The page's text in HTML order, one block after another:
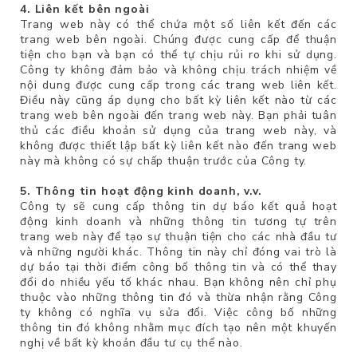
4. Liên kết bên ngoài
Trang web này có thể chứa một số liên kết đến các
trang web bên ngoài. Chúng được cung cấp để thuận
tiện cho bạn và bạn có thể tự chịu rủi ro khi sử dụng.
Công ty không đảm bảo và không chịu trách nhiệm về
nội dung được cung cấp trong các trang web liên kết.
Điều này cũng áp dụng cho bất kỳ liên kết nào từ các
trang web bên ngoài đến trang web này. Bạn phải tuân
thủ các điều khoản sử dụng của trang web này, và
không được thiết lập bất kỳ liên kết nào đến trang web
này mà không có sự chấp thuận trước của Công ty.
5. Thông tin hoạt động kinh doanh, v.v.
Công ty sẽ cung cấp thông tin dự báo kết quả hoạt
động kinh doanh và những thông tin tương tự trên
trang web này để tạo sự thuận tiện cho các nhà đầu tư
và những người khác. Thông tin này chỉ đóng vai trò là
dự báo tại thời điểm công bố thông tin và có thể thay
đổi do nhiều yếu tố khác nhau. Bạn không nên chỉ phụ
thuộc vào những thông tin đó và thừa nhận rằng Công
ty không có nghĩa vụ sửa đổi. Việc công bố những
thông tin đó không nhằm mục đích tạo nên một khuyến
nghị về bất kỳ khoản đầu tư cụ thể nào.